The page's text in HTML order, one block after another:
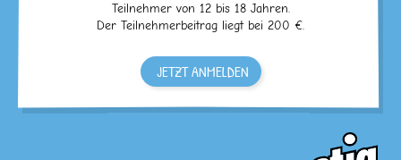
Teilnehmer von 12 bis 18 Jahren.
Der Teilnehmerbeitrag liegt bei 200 €.
JETZT ANMELDEN